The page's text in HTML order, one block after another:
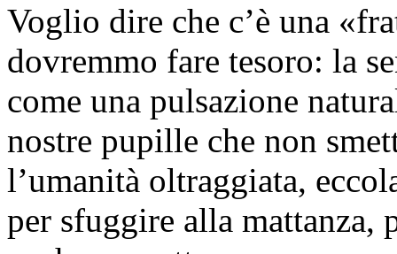
Voglio dire che c’è una
dovremmo fare tesoro: la
come una pulsazione
nostre pupille che non
l’umanità oltraggiata,
per sfuggire alla mattanza,